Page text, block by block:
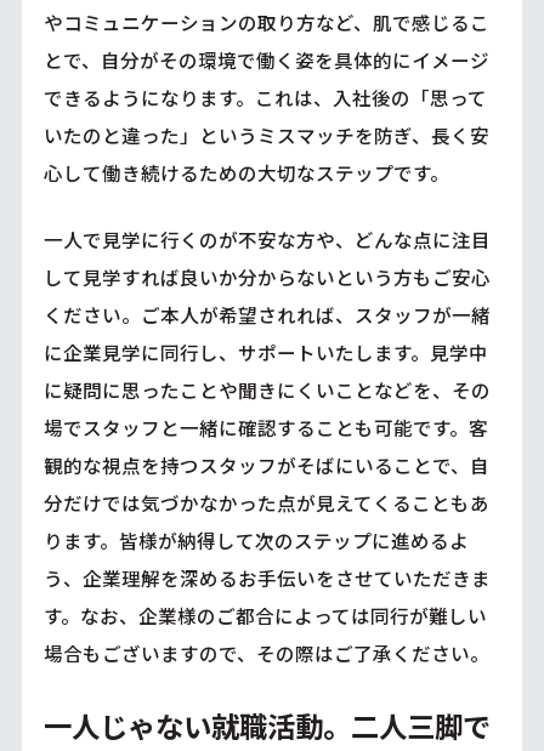
やコミュニケーションの取り方など、肌で感じるこ
とで、自分がその環境で働く姿を具体的にイメージ
できるようになります。これは、入社後の「思って
いたのと違った」というミスマッチを防ぎ、長く安
心して働き続けるための大切なステップです。
一人で見学に行くのが不安な方や、どんな点に注目
して見学すれば良いか分からないという方もご安心
ください。ご本人が希望されれば、スタッフが一緒
に企業見学に同行し、サポートいたします。見学中
に疑問に思ったことや聞きにくいことなどを、その
場でスタッフと一緒に確認することも可能です。客
観的な視点を持つスタッフがそばにいることで、自
分だけでは気づかなかった点が見えてくることもあ
ります。皆様が納得して次のステップに進めるよ
う、企業理解を深めるお手伝いをさせていただきま
す。なお、企業様のご都合によっては同行が難しい
場合もございますので、その際はご了承ください。
一人じゃない就職活動。二人三脚で